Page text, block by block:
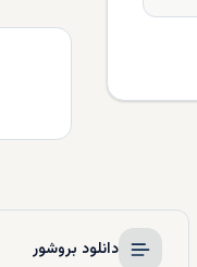
دانلود بروشور